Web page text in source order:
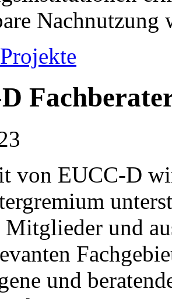
Nachnutzung
von EUCC-D
und
und